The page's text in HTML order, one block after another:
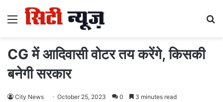
Menu
CG में आदिवासी वोटर तय करेंगे, किसकी
बनेगी सरकार
City News October 25, 2023 0 3 minutes read